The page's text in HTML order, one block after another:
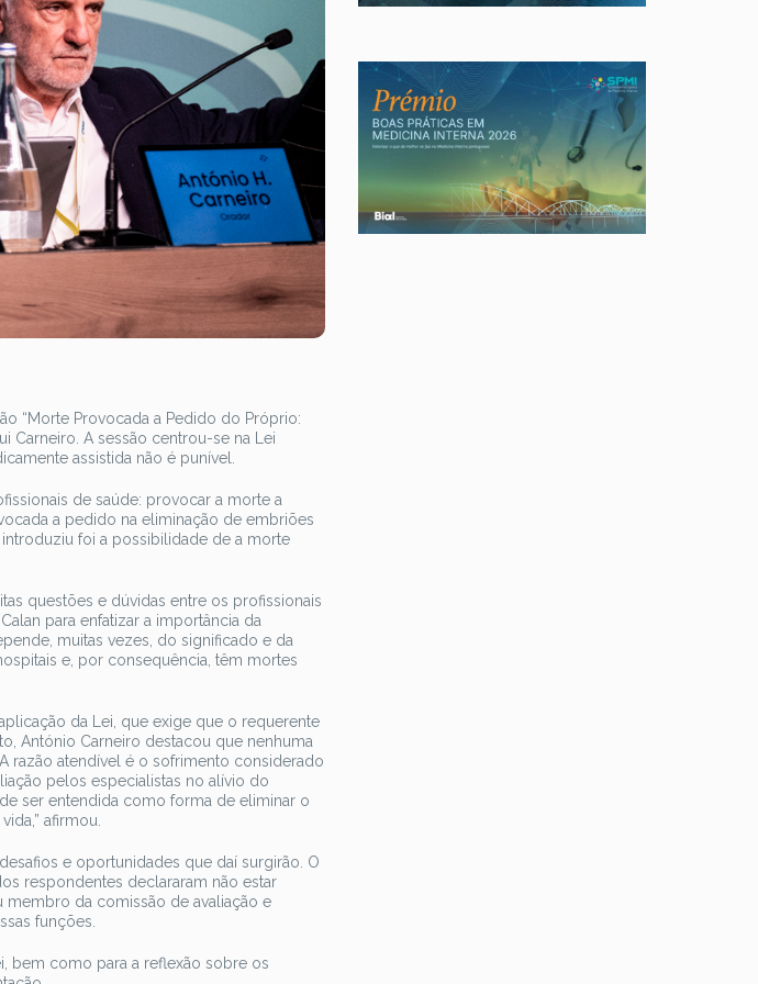
“Morte Provocada a Pedido do Próprio:
Carneiro. A sessão centrou-se na Lei
assistida não é punível.
de saúde: provocar a morte a
a pedido na eliminação de embriões
foi a possibilidade de a morte
questões e dúvidas entre os profissionais
para enfatizar a importância da
muitas vezes, do significado e da
e, por consequência, têm mortes
da Lei, que exige que o requerente
António Carneiro destacou que nenhuma
razão atendível é o sofrimento considerado
pelos especialistas no alívio do
ser entendida como forma de eliminar o
afirmou.
e oportunidades que daí surgirão. O
respondentes declararam não estar
da comissão de avaliação e
funções.
bem como para a reflexão sobre os